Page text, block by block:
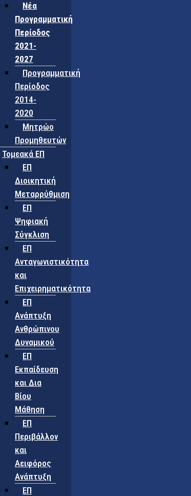
Νέα
Προγραμματική
Περίοδος
2021-
2027
Προγραμματική
Περίοδος
2014-
2020
Μητρώο
Προμηθευτών
Τομεακά ΕΠ
ΕΠ
Διοικητική
Μεταρρύθμιση
ΕΠ
Ψηφιακή
Σύγκλιση
ΕΠ
Ανταγωνιστικότητα
και
Επιχειρηματικότητα
ΕΠ
Ανάπτυξη
Ανθρώπινου
Δυναμικού
ΕΠ
Εκπαίδευση
και Δια
Βίου
Μάθηση
ΕΠ
Περιβάλλον
και
Αειφόρος
Ανάπτυξη
ΕΠ